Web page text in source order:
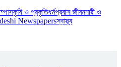
কৃষি ও প্রকৃতিধর্মপ্রবাস জীবননারী ও
Newspapersস্বাস্থ্য